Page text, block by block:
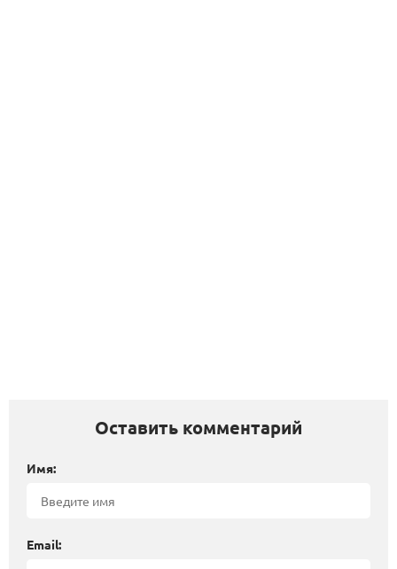
Оставить комментарий
Имя:
Email: